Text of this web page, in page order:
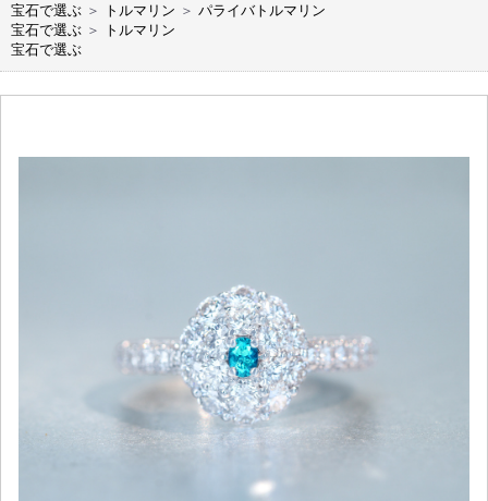
宝石で選ぶ ＞ トルマリン ＞ パライバトルマリン
宝石で選ぶ ＞
トルマリン
宝石で選ぶ